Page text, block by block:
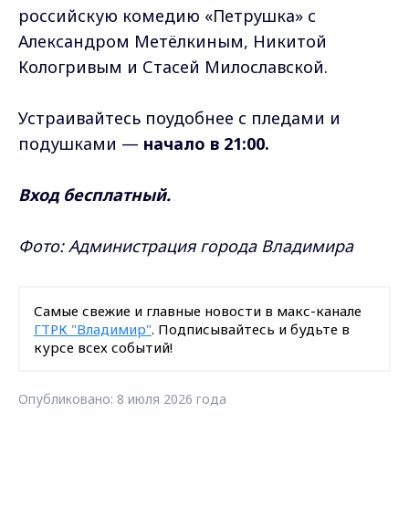
российскую комедию «Петрушка» с
Александром Метёлкиным, Никитой
Кологривым и Стасей Милославской.
Устраивайтесь поудобнее с пледами и
подушками — начало в 21:00.
Вход бесплатный.
Фото: Администрация города Владимира
Самые свежие и главные новости в макс-канале
ГТРК "Владимир". Подписывайтесь и будьте в
курсе всех событий!
Опубликовано: 8 июля 2026 года